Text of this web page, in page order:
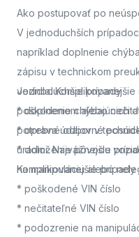
Ako postupovať po
V jednoduchších
napríklad doplnenie
zápisu v technickom
vozidla. Komplikovanejšie
poškodenom alebo
potrebné odborné
úradmi. Najvážnejšie
na manipuláciu alebo
Jednoduchšie prípady
* doplnenie chýbajúcich
* oprava údajov v
* doloženie pôvodu
Komplikovanejšie prípady
* poškodené VIN číslo
* nečitateľné VIN číslo
* podozrenie na